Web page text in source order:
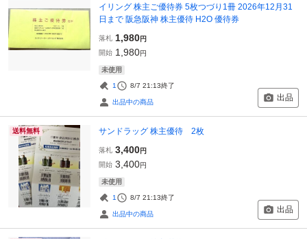
イリング 株主ご優待券 5枚つづり1冊 2026年12月31
日まで 阪急阪神 株主優待 H2O 優待券
落札 1,980円
開始 1,980円
未使用
1 8/7 21:13終了
出品中の商品 出品
送料無料 サンドラッグ 株主優待 2枚
落札 3,400円
開始 3,400円
未使用
1 8/7 21:13終了
出品中の商品 出品